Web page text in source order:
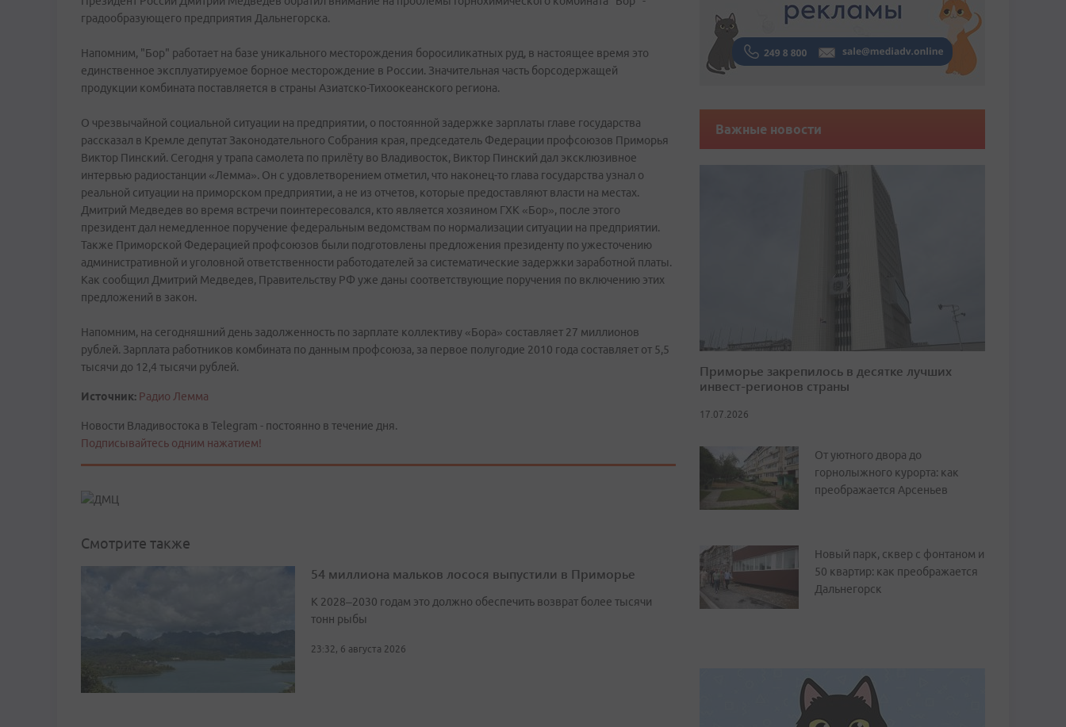
градообразующего предприятия Дальнегорска.
Напомним, "Бор" работает на базе уникального месторождения боросиликатных руд, в настоящее время это
единственное эксплуатируемое борное месторождение в России. Значительная часть борсодержащей
продукции комбината поставляется в страны Азиатско-Тихоокеанского региона.
О чрезвычайной социальной ситуации на предприятии, о постоянной задержке зарплаты главе государства
рассказал в Кремле депутат Законодательного Собрания края, председатель Федерации профсоюзов Приморья
Виктор Пинский. Сегодня у трапа самолета по прилёту во Владивосток, Виктор Пинский дал эксклюзивное
интервью радиостанции «Лемма». Он с удовлетворением отметил, что наконец-то глава государства узнал о
реальной ситуации на приморском предприятии, а не из отчетов, которые предоставляют власти на местах.
Дмитрий Медведев во время встречи поинтересовался, кто является хозяином ГХК «Бор», после этого
президент дал немедленное поручение федеральным ведомствам по нормализации ситуации на предприятии.
Также Приморской Федерацией профсоюзов были подготовлены предложения президенту по ужесточению
административной и уголовной ответственности работодателей за систематические задержки заработной платы.
Как сообщил Дмитрий Медведев, Правительству РФ уже даны соответствующие поручения по включению этих
предложений в закон.
Напомним, на сегодняшний день задолженность по зарплате коллективу «Бора» составляет 27 миллионов
рублей. Зарплата работников комбината по данным профсоюза, за первое полугодие 2010 года составляет от 5,5
тысячи до 12,4 тысячи рублей.
Источник: Радио Лемма
Новости Владивостока в Telegram - постоянно в течение дня.
Подписывайтесь одним нажатием!
Смотрите также
54 миллиона мальков лосося выпустили в Приморье
К 2028–2030 годам это должно обеспечить возврат более тысячи
тонн рыбы
23:32, 6 августа 2026
Важные новости
Приморье закрепилось в десятке лучших
инвест-регионов страны
17.07.2026
От уютного двора до
горнолыжного курорта: как
преображается Арсеньев
Новый парк, сквер с фонтаном и
50 квартир: как преображается
Дальнегорск